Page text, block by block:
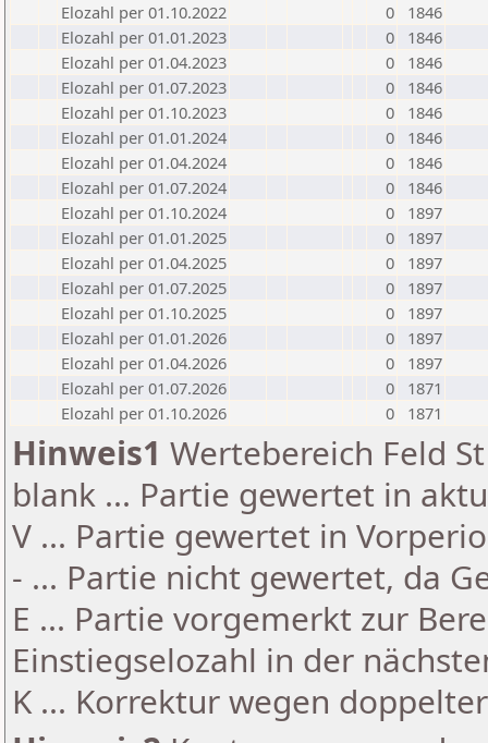
Elozahl per 01.10.2022
0
1846
Elozahl per 01.01.2023
0
1846
Elozahl per 01.04.2023
0
1846
Elozahl per 01.07.2023
0
1846
Elozahl per 01.10.2023
0
1846
Elozahl per 01.01.2024
0
1846
Elozahl per 01.04.2024
0
1846
Elozahl per 01.07.2024
0
1846
Elozahl per 01.10.2024
0
1897
Elozahl per 01.01.2025
0
1897
Elozahl per 01.04.2025
0
1897
Elozahl per 01.07.2025
0
1897
Elozahl per 01.10.2025
0
1897
Elozahl per 01.01.2026
0
1897
Elozahl per 01.04.2026
0
1897
Elozahl per 01.07.2026
0
1871
Elozahl per 01.10.2026
0 1871
Hinweis1 Wertebereich Feld
blank ... Partie gewertet in
V ... Partie gewertet in
- ... Partie nicht gewertet, da
E ... Partie vorgemerkt zur
Einstiegselozahl in der
K ... Korrektur wegen